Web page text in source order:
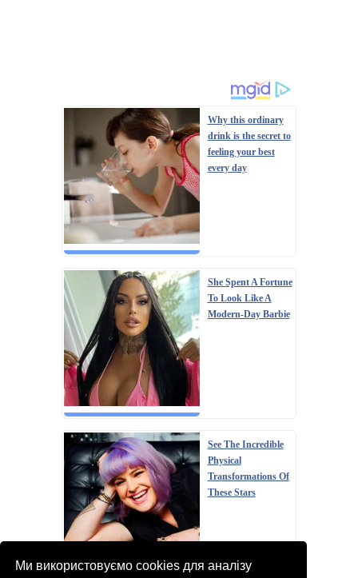
Ми використовуємо cookies для аналізу
Why this ordinary
drink is the secret to
feeling your best
every day
She Spent A Fortune
To Look Like A
Modern-Day Barbie
See The Incredible
Physical
Transformations Of
These Stars